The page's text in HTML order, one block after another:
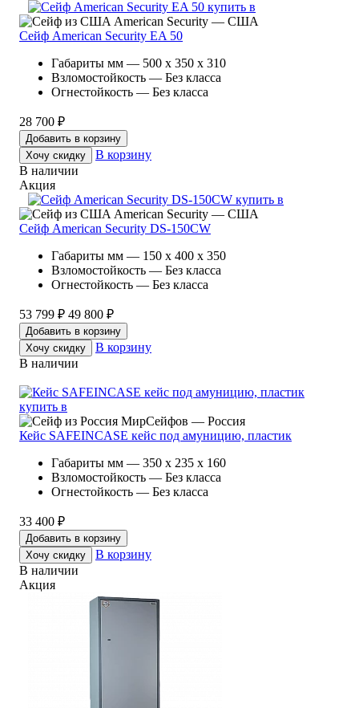
American Security — США
Сейф American Security EA 50
Габариты мм — 500 x 350 x 310
Взломостойкость — Без класса
Огнестойкость — Без класса
28 700 ₽
Добавить в корзину
Хочу скидку
В корзину
В наличии
Акция
American Security — США
Сейф American Security DS-150CW
Габариты мм — 150 x 400 x 350
Взломостойкость — Без класса
Огнестойкость — Без класса
53 799 ₽ 49 800 ₽
Добавить в корзину
Хочу скидку
В корзину
В наличии
МирСейфов — Россия
Кейс SAFEINCASE кейс под амуницию, пластик
Габариты мм — 350 x 235 x 160
Взломостойкость — Без класса
Огнестойкость — Без класса
33 400 ₽
Добавить в корзину
Хочу скидку
В корзину
В наличии
Акция